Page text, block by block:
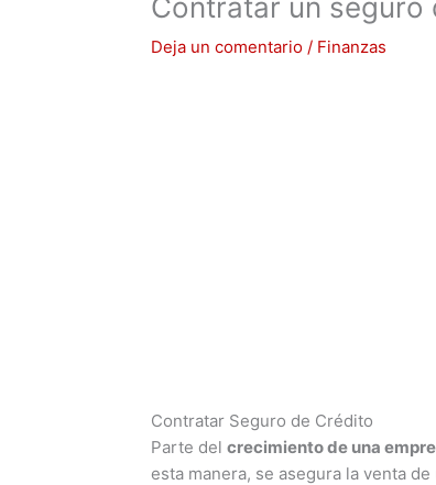
Contratar un seguro
Deja un comentario / Finanzas
Contratar Seguro de Crédito
Parte del crecimiento de una
esta manera, se asegura la venta